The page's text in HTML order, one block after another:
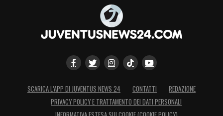
SCARICA L’APP DI JUVENTUS NEWS 24 CONTATTI
REDAZIONE
PRIVACY POLICY E TRATTAMENTO DEI DATI PERSONALI